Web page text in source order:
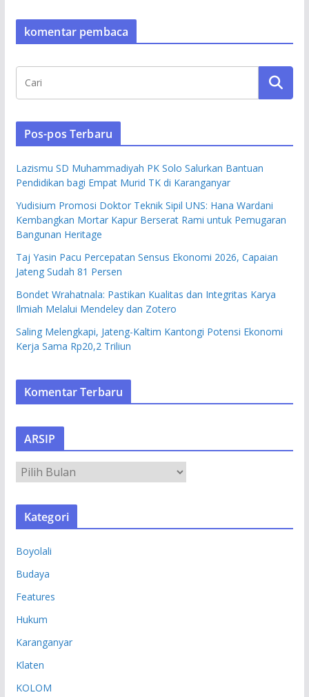
komentar pembaca
Pos-pos Terbaru
Lazismu SD Muhammadiyah PK Solo Salurkan Bantuan
Pendidikan bagi Empat Murid TK di Karanganyar
Yudisium Promosi Doktor Teknik Sipil UNS: Hana Wardani
Kembangkan Mortar Kapur Berserat Rami untuk Pemugaran
Bangunan Heritage
Taj Yasin Pacu Percepatan Sensus Ekonomi 2026, Capaian
Jateng Sudah 81 Persen
Bondet Wrahatnala: Pastikan Kualitas dan Integritas Karya
Ilmiah Melalui Mendeley dan Zotero
Saling Melengkapi, Jateng-Kaltim Kantongi Potensi Ekonomi
Kerja Sama Rp20,2 Triliun
Komentar Terbaru
ARSIP
R
S
Kategori
Boyolali
Budaya
Features
Hukum
Karanganyar
Klaten
KOLOM